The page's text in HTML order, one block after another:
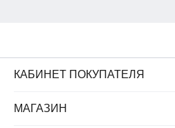
КАБИНЕТ ПОКУПАТЕЛЯ
МАГАЗИН